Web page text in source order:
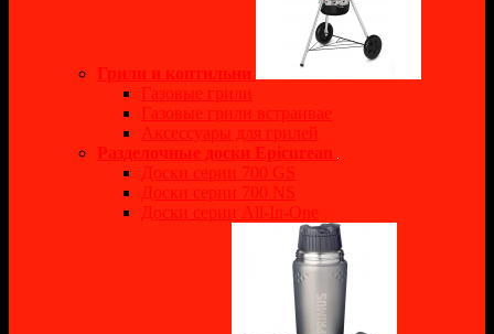
Грили и коптильни
Газовые грили
Газовые грили встраивае
Аксессуары для грилей
Разделочные доски Epicurean
Доски серии 700 GS
Доски серии 700 NS
Доски серии All-In-One